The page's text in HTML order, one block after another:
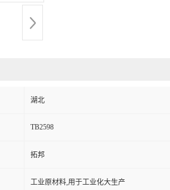
湖北
TB2598
拓邦
工业原材料,用于工业化大生产